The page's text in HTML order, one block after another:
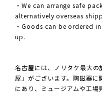
・We can arrange safe
alternatively overseas
・Goods can be ordered
up.
名古屋には、ノリタケ最大
屋」がございます。陶磁器に
にあり、ミュージアムや工場